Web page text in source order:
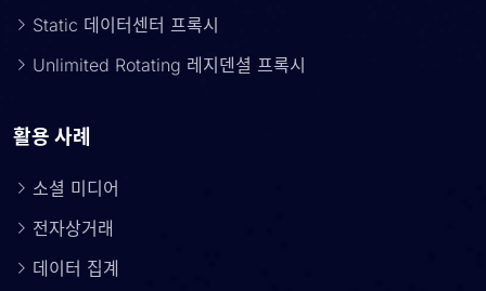
Static 데이터센터 프록시
Unlimited Rotating 레지덴셜 프록시
활용 사례
소셜 미디어
전자상거래
데이터 집계